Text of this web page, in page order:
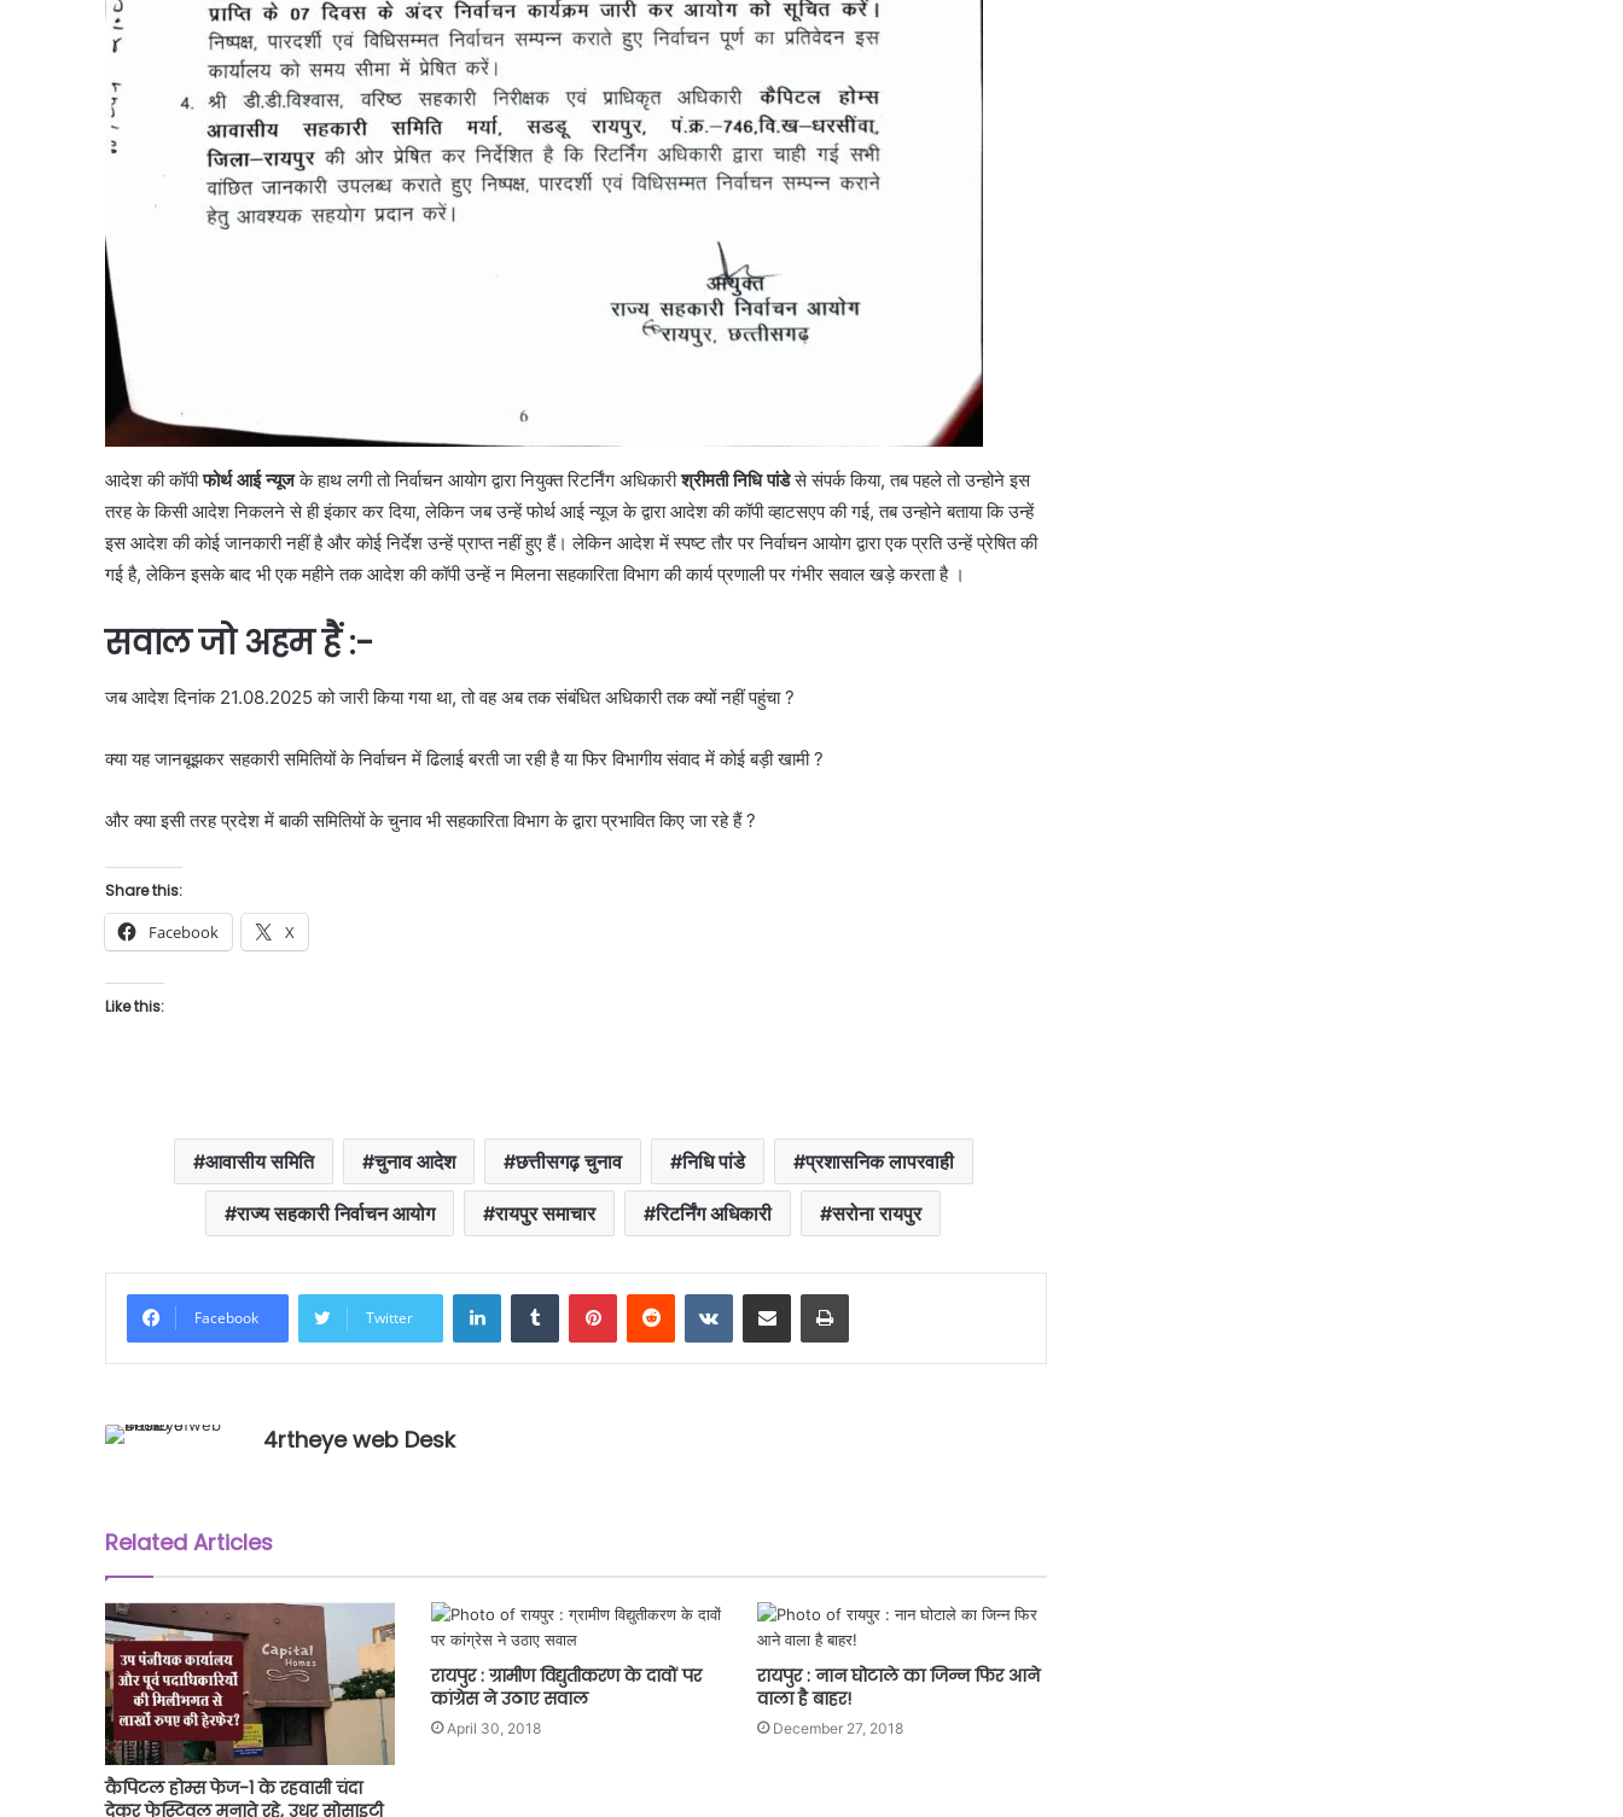
आदेश की कॉपीफोर्थ आई न्यूजके हाथ लगी तो निर्वाचन आयोग द्वारा नियुक्त रिटर्निंग अधिकारीश्रीमती निधि पांडेसे संपर्क किया, तब पहले तो उन्होने इस
तरह के किसी आदेश निकलने से ही इंकार कर दिया, लेकिन जब उन्हें फोर्थ आई न्यूज के द्वारा आदेश की कॉपी व्हाटसएप की गई, तब उन्होने बताया कि उन्हें
इस आदेश की कोई जानकारी नहीं है और कोई निर्देश उन्हें प्राप्त नहीं हुए हैं। लेकिन आदेश में स्पष्ट तौर पर निर्वाचन आयोग द्वारा एक प्रति उन्हें प्रेषित की
गई है, लेकिन इसके बाद भी एक महीने तक आदेश की कॉपी उन्हें न मिलना सहकारिता विभाग की कार्य प्रणाली पर गंभीर सवाल खड़े करता है ।
सवाल जो अहम हैं :-
जब आदेश दिनांक 21.08.2025 को जारी किया गया था, तो वह अब तक संबंधित अधिकारी तक क्यों नहीं पहुंचा ?
क्या यह जानबूझकर सहकारी समितियों के निर्वाचन में ढिलाई बरती जा रही है या फिर विभागीय संवाद में कोई बड़ी खामी ?
और क्या इसी तरह प्रदेश में बाकी समितियों के चुनाव भी सहकारिता विभाग के द्वारा प्रभावित किए जा रहे हैं ?
Share this:
Facebook X
Like this:
आवासीय समिति चुनाव आदेश छत्तीसगढ़ चुनाव निधि पांडे प्रशासनिक लापरवाही
राज्य सहकारी निर्वाचन आयोग रायपुर समाचार रिटर्निंग अधिकारी सरोना रायपुर
Facebook Twitter
LinkedInTumblr PinterestReddit VKontakteShare via Email Print
4rtheye web Desk
Related Articles
कैपिटल होम्स फेज-1 के रहवासी चंदा
देकर फेस्टिवल मनाते रहे, उधर सोसाइटी
रायपुर : ग्रामीण विद्युतीकरण के दावों पर
कांग्रेस ने उठाए सवाल
April 30, 2018
रायपुर : नान घोटाले का जिन्न फिर आने
वाला है बाहर!
December 27, 2018